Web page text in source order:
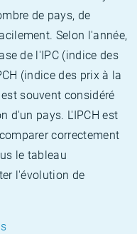
de pays, de
Selon l'année,
de l'IPC (indice des
(indice des prix à la
souvent considéré
d'un pays. L'IPCH est
correctement
le tableau
l'évolution de